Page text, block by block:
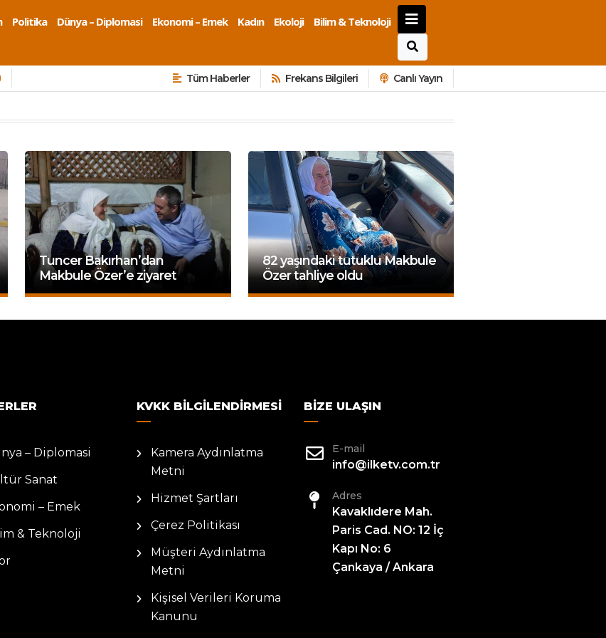
Politika Dünya – Diplomasi Ekonomi – Emek Kadın Ekoloji
Bilim & Teknoloji
Tüm Haberler Frekans Bilgileri Canlı Yayın
Tuncer Bakırhan’dan
Makbule Özer’e ziyaret
82 yaşındaki tutuklu Makbule
Özer tahliye oldu
– Diplomasi
Sanat
– Emek
& Teknoloji
KVKK BILGILENDIRMESI
Kamera Aydınlatma
Metni
Hizmet Şartları
Çerez Politikası
Müşteri Aydınlatma
Metni
Kişisel Verileri Koruma
Kanunu
BIZE ULAŞIN
E-mail
info@ilketv.com.tr
Adres
Kavaklıdere Mah.
Paris Cad. NO: 12 İç
Kapı No: 6
Çankaya / Ankara